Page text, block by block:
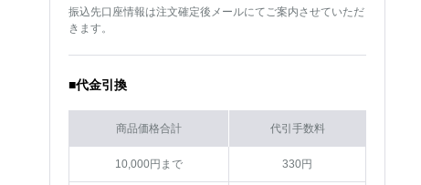
振込先口座情報は注文確定後メールにてご案内させていただ
きます。
■代金引換
商品価格合計 代引手数料
10,000円まで 330円